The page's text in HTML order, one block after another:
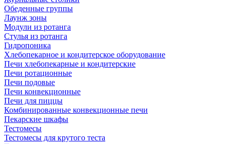
Обеденные группы
Лаунж зоны
Модули из ротанга
Стулья из ротанга
Гидропоника
Хлебопекарное и кондитерское оборудование
Печи хлебопекарные и кондитерские
Печи ротационные
Печи подовые
Печи конвекционные
Печи для пиццы
Комбинированные конвекционные печи
Пекарские шкафы
Тестомесы
Тестомесы для крутого теста